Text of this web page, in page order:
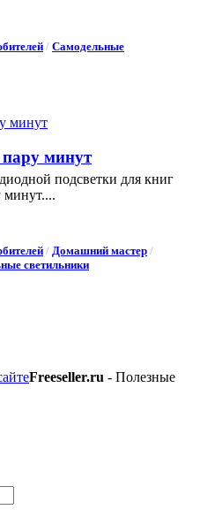
/ Самодельные
пару минут
подсветки для книг
минут....
/ Домашний мастер /
светильники
Freeseller.ru - Полезные